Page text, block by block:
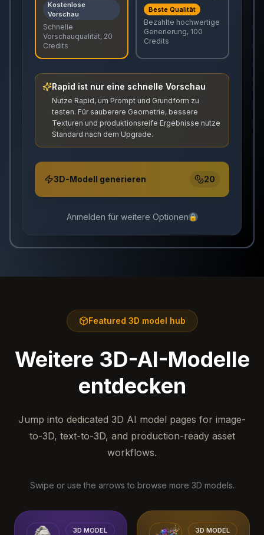
Kostenlose
Vorschau
Schnelle
Vorschauqualität, 20
Credits
Beste Qualität
Bezahlte hochwertige
Generierung, 100
Credits
Rapid ist nur eine schnelle Vorschau
Nutze Rapid, um Prompt und Grundform zu
testen. Für sauberere Geometrie, bessere
Texturen und produktionsreife Ergebnisse nutze
Standard nach dem Upgrade.
3D-Modell generieren 20
Anmelden für weitere Optionen🔒
Featured 3D model hub
Weitere 3D-AI-Modelle
entdecken
Jump into dedicated 3D AI model pages for image-
to-3D, text-to-3D, and production-ready asset
workflows.
Swipe or use the arrows to browse more 3D models.
3D MODEL 3D MODEL